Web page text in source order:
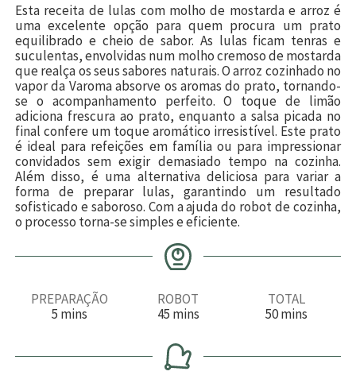
Esta receita de lulas com molho de mostarda e arroz é
uma excelente opção para quem procura um prato
equilibrado e cheio de sabor. As lulas ficam tenras e
suculentas, envolvidas num molho cremoso de mostarda
que realça os seus sabores naturais. O arroz cozinhado no
vapor da Varoma absorve os aromas do prato, tornando-
se o acompanhamento perfeito. O toque de limão
adiciona frescura ao prato, enquanto a salsa picada no
final confere um toque aromático irresistível. Este prato
é ideal para refeições em família ou para impressionar
convidados sem exigir demasiado tempo na cozinha.
Além disso, é uma alternativa deliciosa para variar a
forma de preparar lulas, garantindo um resultado
sofisticado e saboroso. Com a ajuda do robot de cozinha,
o processo torna-se simples e eficiente.
PREPARAÇÃO
5m
u
mins
ROBOT
45m
n
u
t
mins
TOTAL
50m
u
mins